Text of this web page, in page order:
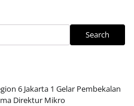
Search
6 Jakarta 1 Gelar Pembekalan
Direktur Mikro